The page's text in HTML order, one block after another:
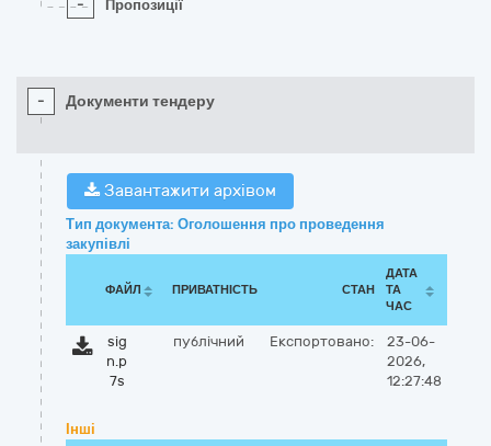
- Пропозиції
- Документи тендеру
Завантажити архівом
Тип документа: Оголошення про проведення
закупівлі
ФАЙЛ ПРИВАТНІСТЬ СТАН
ДАТА
ТА
ЧАС
sig
n.p
7s
публічний Експортовано:
23-06-
2026,
12:27:48
Інші